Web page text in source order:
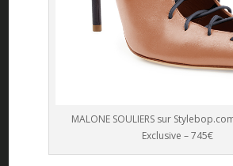
MALONE SOULIERS sur
Exclusive – 745€